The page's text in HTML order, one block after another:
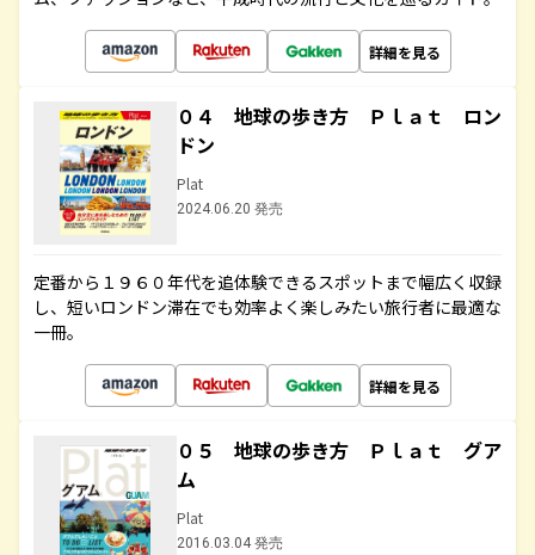
詳細を見る
０４ 地球の歩き方 Ｐｌａｔ ロン
ドン
Plat
2024.06.20 発売
定番から１９６０年代を追体験できるスポットまで幅広く収録
し、短いロンドン滞在でも効率よく楽しみたい旅行者に最適な
一冊。
詳細を見る
０５ 地球の歩き方 Ｐｌａｔ グア
ム
Plat
2016.03.04 発売